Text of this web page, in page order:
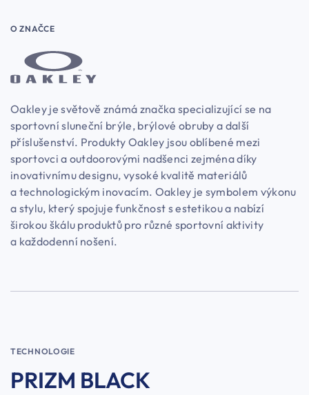
O ZNAČCE
Oakley je světově známá značka specializující se na
sportovní sluneční brýle, brýlové obruby a další
příslušenství. Produkty Oakley jsou oblíbené mezi
sportovci a outdoorovými nadšenci zejména díky
inovativnímu designu, vysoké kvalitě materiálů
a technologickým inovacím. Oakley je symbolem výkonu
a stylu, který spojuje funkčnost s estetikou a nabízí
širokou škálu produktů pro různé sportovní aktivity
a každodenní nošení.
TECHNOLOGIE
PRIZM BLACK